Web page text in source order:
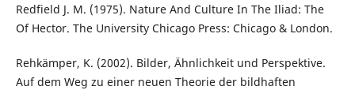
Redfield J. M. (1975). Nature And Culture In The Iliad: The
Of Hector. The University Chicago Press: Chicago & London.
Rehkämper, K. (2002). Bilder, Ähnlichkeit und Perspektive.
Auf dem Weg zu einer neuen Theorie der bildhaften